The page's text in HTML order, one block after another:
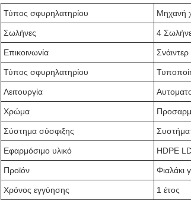
Τύπος σφυρηλατηρίου Μηχανή
Σωλήνες 4
Επικοινωνία Σνάιντερ
Τύπος σφυρηλατηρίου
Λειτουργία
Χρώμα
Σύστημα σύσφιξης
Εφαρμόσιμο υλικό HDPE
Προϊόν Φιαλάκι
Χρόνος εγγύησης 1 έτος